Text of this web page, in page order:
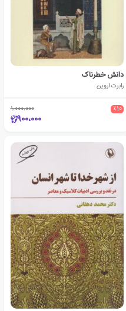
دانش خطرناک
رابرت اروین
٪10 1،000،000
900،000